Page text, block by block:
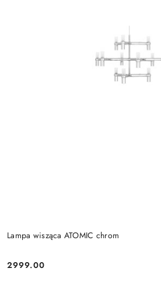
Lampa wisząca ATOMIC chrom
Cena:
2999.00